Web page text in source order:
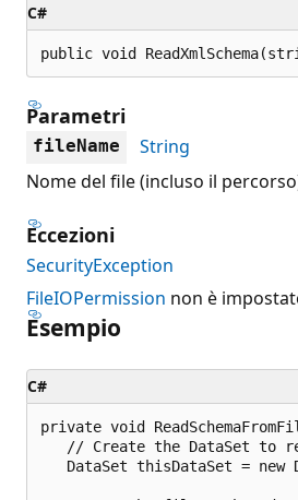
C#
public void
Parametri
fileName
String
Nome del file (incluso il
Eccezioni
SecurityException
FileIOPermission non è
Esempio
C#
private void
// Create the DataSet to
DataSet thisDataSet = new